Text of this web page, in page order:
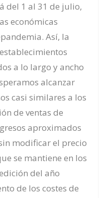
del 1 al 31 de julio,
económicas
Así, la
a lo largo y ancho
alcanzar
casi similares a los
de ventas de
aproximados
modificar el precio
se mantiene en los
del año
de los costes de